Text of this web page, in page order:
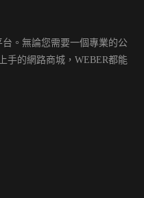
。無論您需要一個專業的公
手的網路商城，WEBER都能